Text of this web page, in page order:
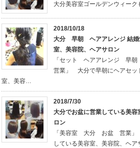
大分美容室ゴールデンウィー
2018/10/18
大分 早朝 ヘアアレンジ 結
室、美容院、ヘアサロン
「セット ヘアアレンジ
営業」 大分で早朝にヘアセッ
室、美容…
2018/7/30
大分でお盆に営業している美容
ロン
「美容室 大分 お盆 営業」
している美容室、美容院、ヘア